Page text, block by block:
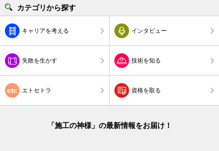
カテゴリから探す
キャリアを考える インタビュー
失敗を生かす 技術を知る
エトセトラ 資格を取る
「施工の神様」の最新情報をお届け！